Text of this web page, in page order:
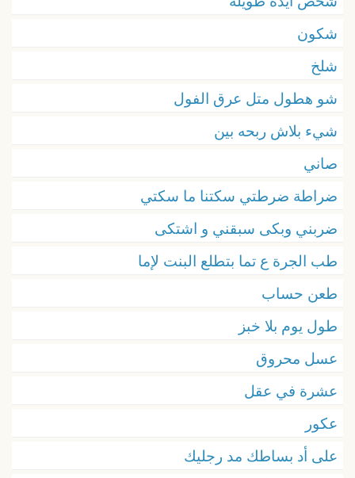
شكون
شلخ
شو هطول متل عرق الفول
شيء بلاش ربحه بين
صاني
ضراطة ضرطتي سكتنا ما سكتي
ضربني وبكى سبقني و اشتكى
طب الجرة ع تما بتطلع البنت لإما
طعن حساب
طول يوم بلا خبز
عسل محروق
عشرة في عقل
عكور
على أد بساطك مد رجليك